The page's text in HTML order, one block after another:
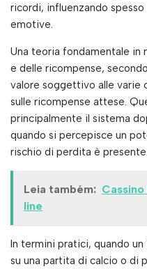
ricordi, influenzando
emotive.
Una teoria fondamentale in
e delle ricompense,
valore soggettivo alle varie
sulle ricompense attese.
principalmente il sistema
quando si percepisce un
rischio di perdita è presente.
Leia também:
line
In termini pratici, quando
su una partita di calcio o di